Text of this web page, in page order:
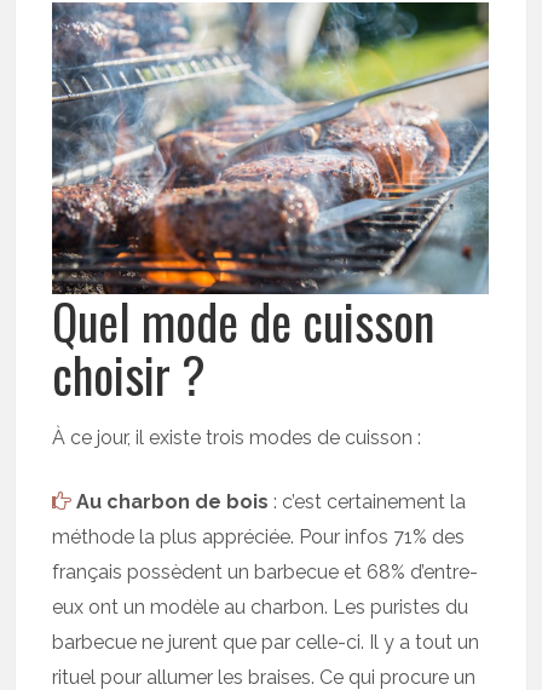
Quel mode de cuisson
choisir ?
À ce jour, il existe trois modes de cuisson :
Au charbon de bois : c’est certainement la
méthode la plus appréciée. Pour infos 71% des
français possèdent un barbecue et 68% d’entre-
eux ont un modèle au charbon. Les puristes du
barbecue ne jurent que par celle-ci. Il y a tout un
rituel pour allumer les braises. Ce qui procure un